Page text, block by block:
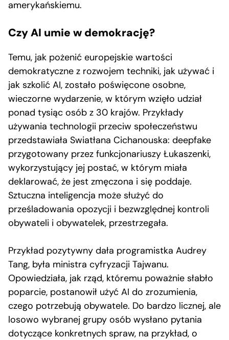
amerykańskiemu.
Czy AI umie w demokrację?
Temu, jak pożenić europejskie wartości
demokratyczne z rozwojem techniki, jak używać i
jak szkolić AI, zostało poświęcone osobne,
wieczorne wydarzenie, w którym wzięło udział
ponad tysiąc osób z 30 krajów. Przykłady
używania technologii przeciw społeczeństwu
przedstawiała Swiatłana Cichanouska: deepfake
przygotowany przez funkcjonariuszy Łukaszenki,
wykorzystujący jej postać, w którym miała
deklarować, że jest zmęczona i się poddaje.
Sztuczna inteligencja może służyć do
prześladowania opozycji i bezwzględnej kontroli
obywateli i obywatelek, przestrzegała.
Przykład pozytywny dała programistka Audrey
Tang, była ministra cyfryzacji Tajwanu.
Opowiedziała, jak rząd, któremu poważnie słabło
poparcie, postanowił użyć AI do zrozumienia,
czego potrzebują obywatele. Do bardzo licznej, ale
losowo wybranej grupy osób wysłano pytania
dotyczące konkretnych spraw, na przykład, o